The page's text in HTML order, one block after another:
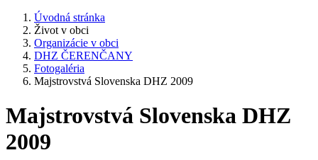
Úvodná stránka
Život v obci
Organizácie v obci
DHZ ČERENČANY
Fotogaléria
Majstrovstvá Slovenska DHZ 2009
Majstrovstvá Slovenska DHZ
2009